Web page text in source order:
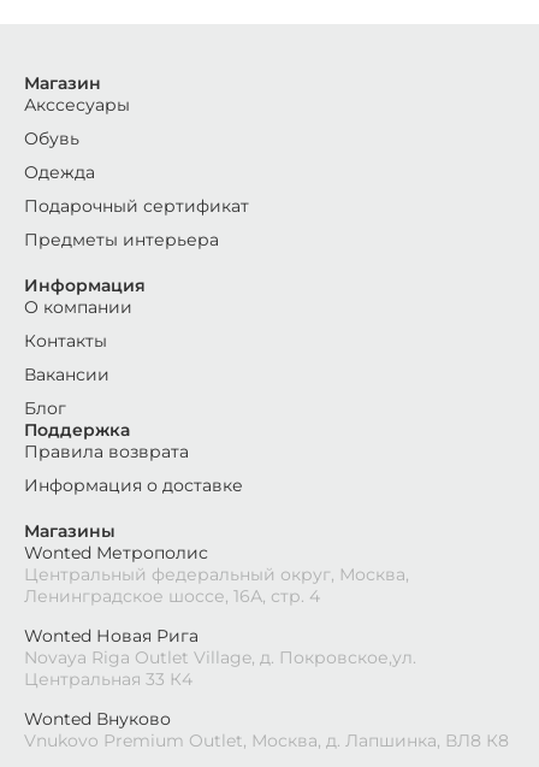
Магазины
Wonted Метрополис
Центральный федеральный округ, Москва,
Ленинградское шоссе, 16А, стр. 4
Wonted Новая Рига
Novaya Riga Outlet Village, д. Покровское,ул.
Центральная 33 К4
Wonted Внуково
Vnukovo Premium Outlet, Москва, д. Лапшинка, ВЛ8 К8
Магазин
Акссесуары
Обувь
Одежда
Подарочный сертификат
Предметы интерьера
Информация
О компании
Контакты
Вакансии
Блог
Поддержка
Правила возврата
Информация о доставке